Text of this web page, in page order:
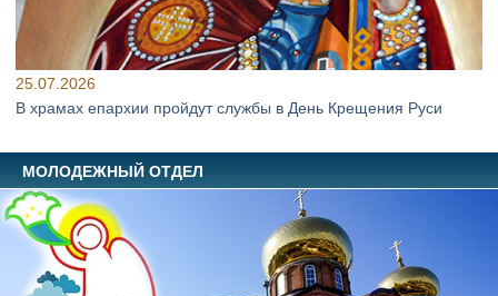
25.07.2026
В храмах епархии пройдут службы в День Крещения Руси
МОЛОДЕЖНЫЙ ОТДЕЛ